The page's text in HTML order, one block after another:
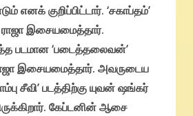
எனக் குறிப்பிட்டார். ‘சகாப்தம்’
ராஜா இசையமைத்தார்.
படமான ‘படைத்தலைவன்’
இசையமைத்தார். அவருடைய
சீவி’ படத்திற்கு யுவன் ஷங்கர்
கேப்டனின் ஆசை